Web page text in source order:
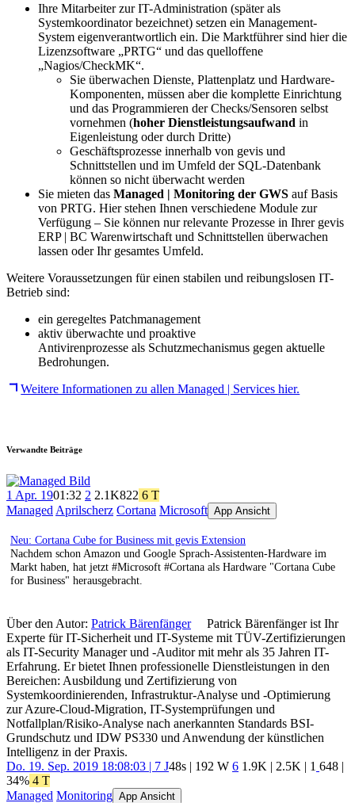
Ihre Mitarbeiter zur IT-Administration (später als
Systemkoordinator bezeichnet) setzen ein Management-
System eigenverantwortlich ein. Die Marktführer sind hier die
Lizenzsoftware „PRTG“ und das quelloffene
„Nagios/CheckMK“.
Sie überwachen Dienste, Plattenplatz und Hardware-
Komponenten, müssen aber die komplette Einrichtung
und das Programmieren der Checks/Sensoren selbst
vornehmen (hoher Dienstleistungsaufwand in
Eigenleistung oder durch Dritte)
Geschäftsprozesse innerhalb von gevis und
Schnittstellen und im Umfeld der SQL-Datenbank
können so nicht überwacht werden
Sie mieten das Managed | Monitoring der GWS auf Basis
von PRTG. Hier stehen Ihnen verschiedene Module zur
Verfügung – Sie können nur relevante Prozesse in Ihrer gevis
ERP | BC Warenwirtschaft und Schnittstellen überwachen
lassen oder Ihr gesamtes Umfeld.
Weitere Voraussetzungen für einen stabilen und reibungslosen IT-
Betrieb sind:
ein geregeltes Patchmanagement
aktiv überwachte und proaktive
Antivirenprozesse als Schutzmechanismus gegen aktuelle
Bedrohungen.
Weitere Informationen zu allen Managed | Services hier.
Verwandte Beiträge
1 Apr. 1901:32 2 2.1K822 6 T
Managed Aprilscherz Cortana Microsoft App Ansicht
Neu: Cortana Cube for Business mit gevis Extension
Nachdem schon Amazon und Google Sprach-Assistenten-Hardware im
Markt haben, hat jetzt #Microsoft #Cortana als Hardware "Cortana Cube
for Business" herausgebracht.
Über den Autor: Patrick Bärenfänger
Patrick Bärenfänger ist Ihr
Experte für IT-Sicherheit und IT-Systeme mit TÜV-Zertifizierungen
als IT-Security Manager und -Auditor mit mehr als 35 Jahren IT-
Erfahrung. Er bietet Ihnen professionelle Dienstleistungen in den
Bereichen: Ausbildung und Zertifizierung von
Systemkoordinierenden, Infrastruktur-Analyse und -Optimierung
zur Azure-Cloud-Migration, IT-Systemprüfungen und
Notfallplan/Risiko-Analyse nach anerkannten Standards BSI-
Grundschutz und IDW PS330 und Anwendung der künstlichen
Intelligenz in der Praxis.
Do. 19. Sep. 2019 18:08:03 | 7 J48s | 192 W 6 1.9K | 2.5K | 1 648 |
34% 4 T
Managed Monitoring App Ansicht